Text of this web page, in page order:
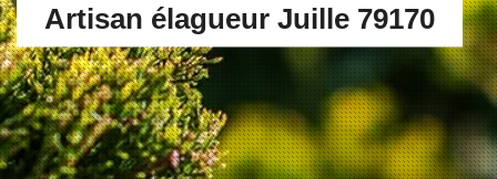
Artisan élagueur Juille 79170